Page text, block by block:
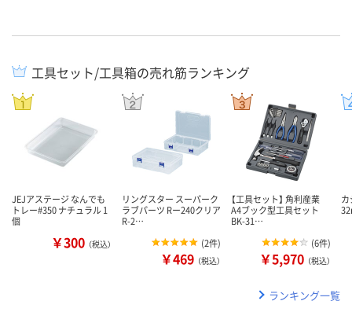
工具セット/工具箱の売れ筋ランキング
JEJアステージ なんでも
トレー#350 ナチュラル 1
個
￥300 （税込）
リングスター スーパーク
ラブパーツ Rー240クリア
R-2…
(2件)
￥469 （税込）
【工具セット】 角利産業
A4ブック型工具セット
BK-31…
(6件)
￥5,970 （税込）
ランキング一覧